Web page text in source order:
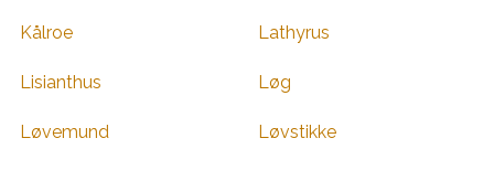
Kålroe Lathyrus
Lisianthus Løg
Løvemund Løvstikke